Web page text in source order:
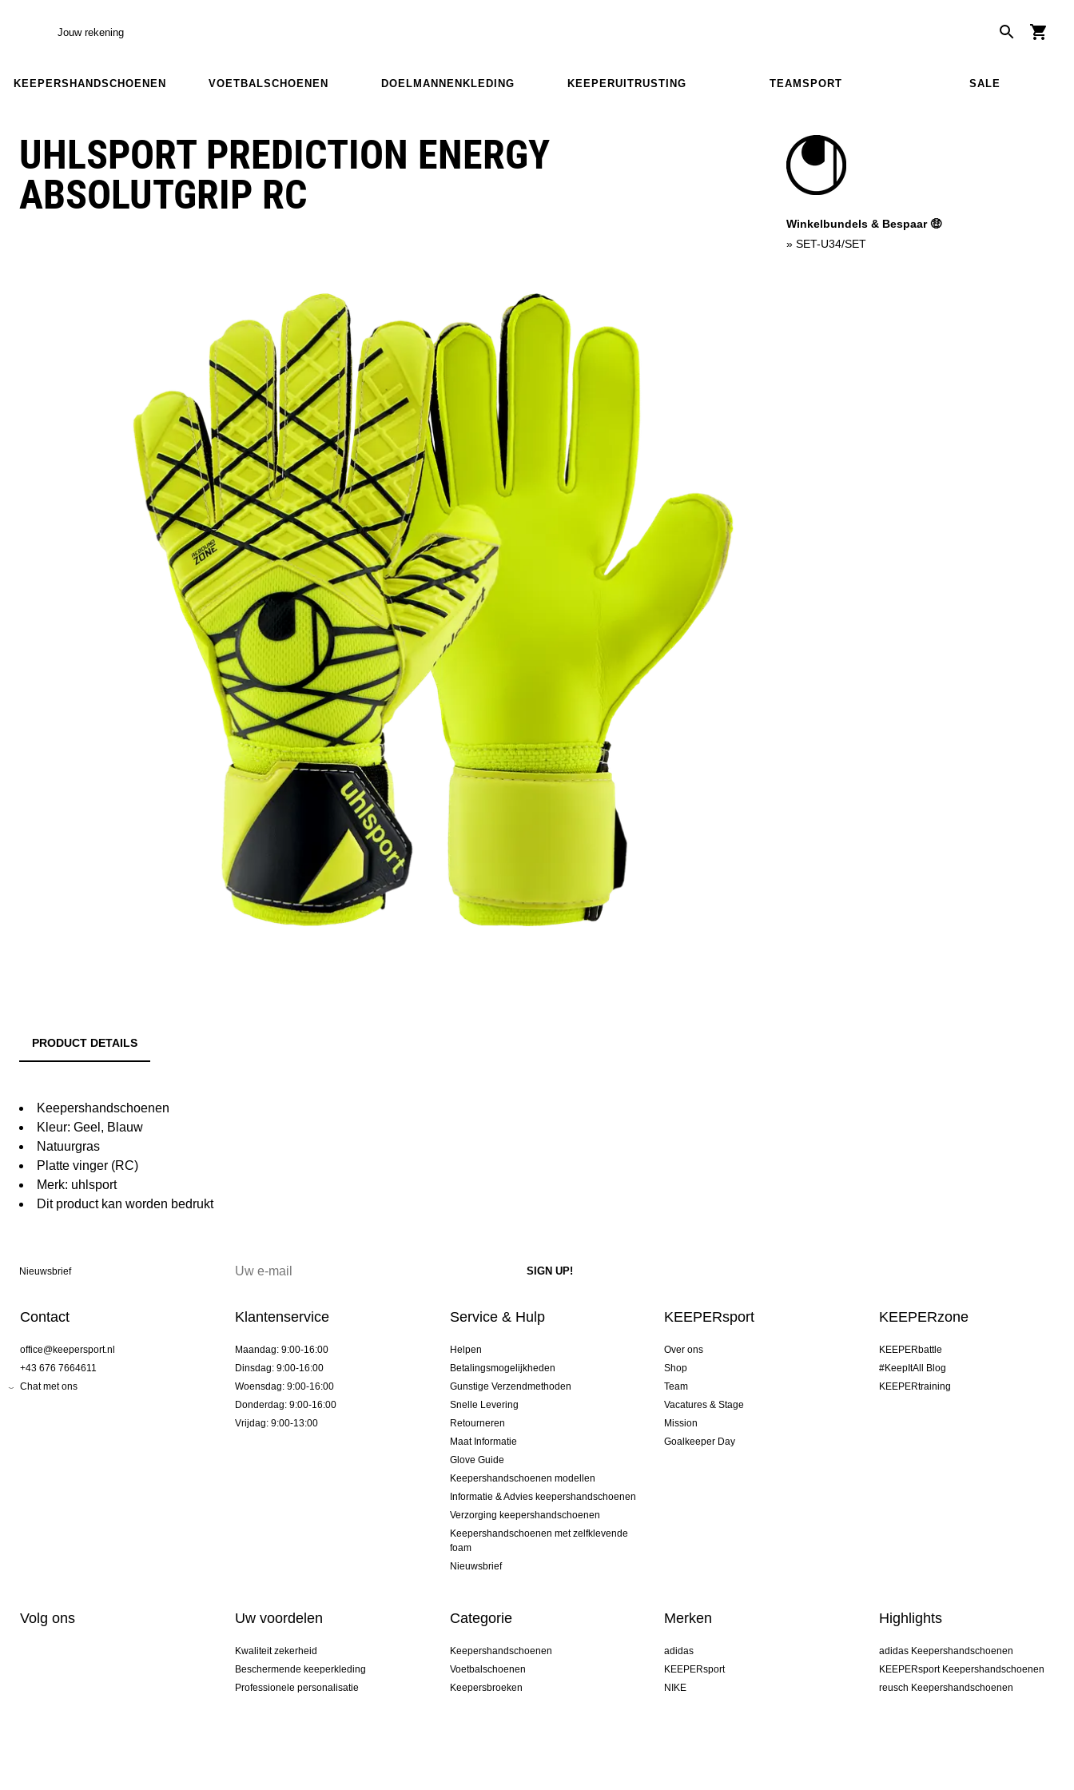
Jouw rekening
KEEPERSHANDSCHOENEN VOETBALSCHOENEN DOELMANNENKLEDING KEEPERUITRUSTING TEAMSPORT SALE
UHLSPORT PREDICTION ENERGY
ABSOLUTGRIP RC
Winkelbundels & Bespaar 🤑
» SET-U34/SET
PRODUCT DETAILS
Keepershandschoenen
Kleur: Geel, Blauw
Natuurgras
Platte vinger (RC)
Merk: uhlsport
Dit product kan worden bedrukt
Nieuwsbrief
Contact
office@keepersport.nl
+43 676 7664611
Chat met ons
Klantenservice
Maandag: 9:00-16:00
Dinsdag: 9:00-16:00
Woensdag: 9:00-16:00
Donderdag: 9:00-16:00
Vrijdag: 9:00-13:00
Service & Hulp
Helpen
Betalingsmogelijkheden
Gunstige Verzendmethoden
Snelle Levering
Retourneren
Maat Informatie
Glove Guide
Keepershandschoenen modellen
Informatie & Advies keepershandschoenen
Verzorging keepershandschoenen
Keepershandschoenen met zelfklevende
foam
Nieuwsbrief
KEEPERsport
Over ons
Shop
Team
Vacatures & Stage
Mission
Goalkeeper Day
KEEPERzone
KEEPERbattle
#KeepItAll Blog
KEEPERtraining
Volg ons Uw voordelen
Kwaliteit zekerheid
Beschermende keeperkleding
Professionele personalisatie
Categorie
Keepershandschoenen
Voetbalschoenen
Keepersbroeken
Merken
adidas
KEEPERsport
NIKE
Highlights
adidas Keepershandschoenen
KEEPERsport Keepershandschoenen
reusch Keepershandschoenen